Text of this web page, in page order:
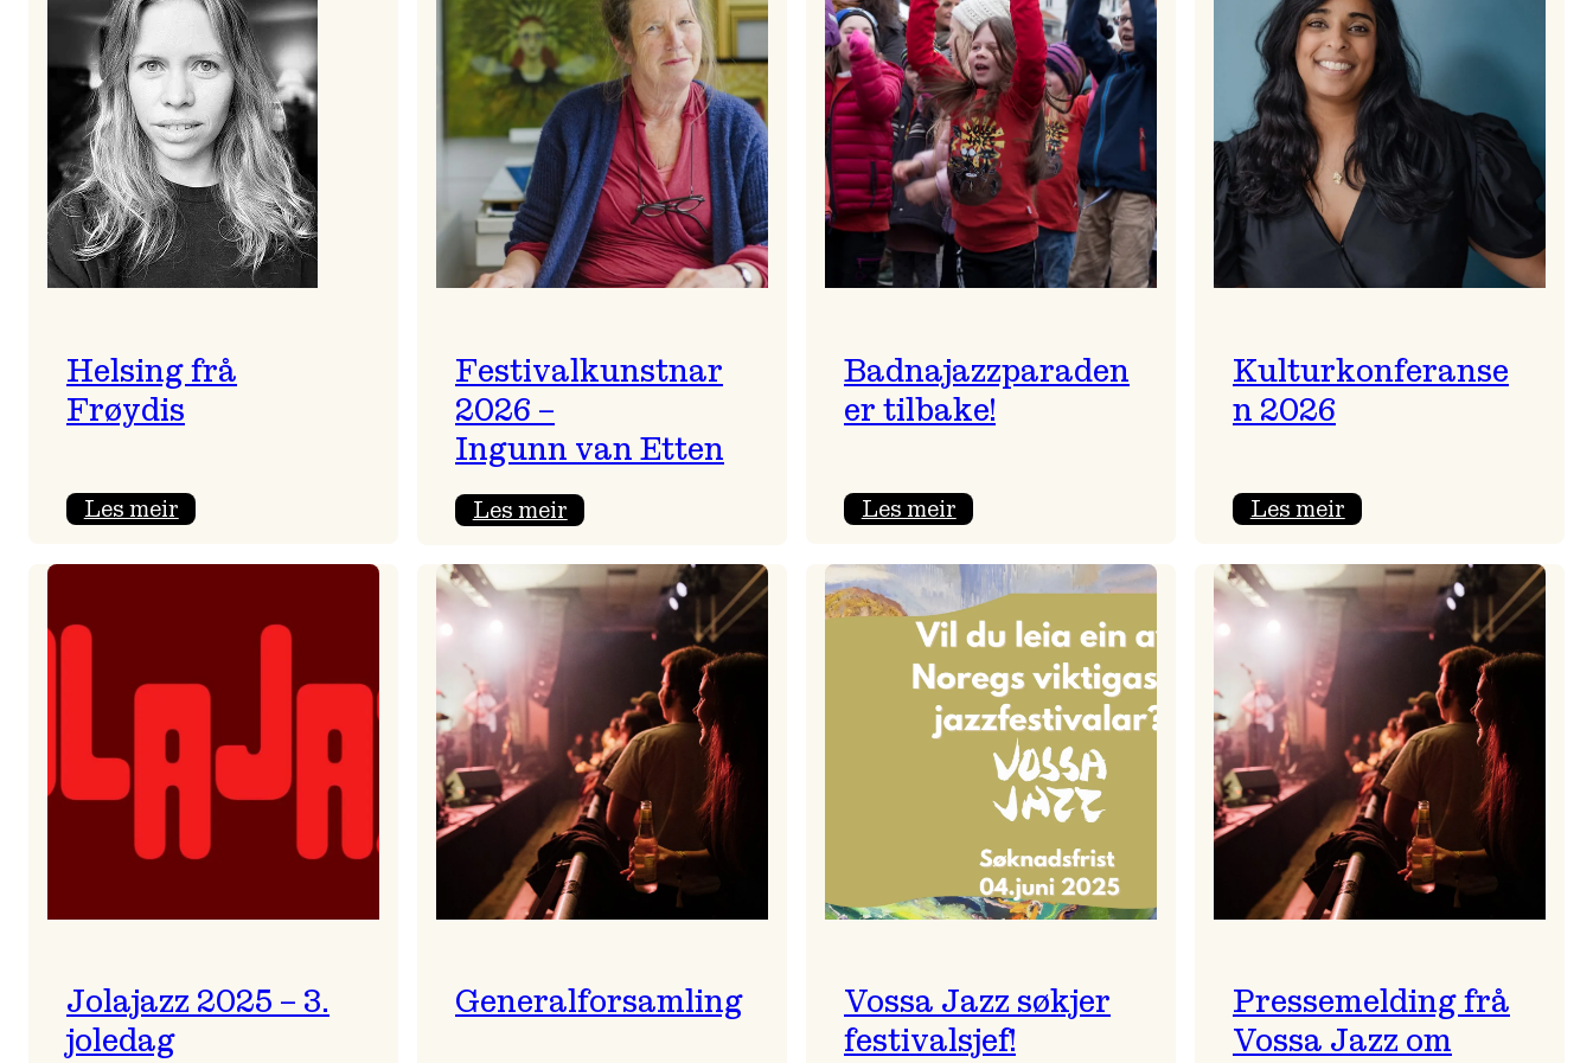
Helsing frå
Frøydis
Les meir:
frå
Festivalkunstnar
2026 –
Ingunn van Etten
Les meir:
2026
–
Ingunn van Etten
Badnajazzparaden
er tilbake!
Les meir:
er
tilbake!
Kulturkonferanse
n 2026
Les meir:
2026
Jolajazz 2025 – 3.
joledag
Generalforsamling
Vossa Jazz søkjer
festivalsjef!
Pressemelding frå
Vossa Jazz om